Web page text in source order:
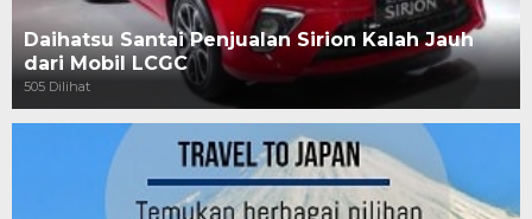
Daihatsu Santai Penjualan Sirion Kalah Jauh
dari Mobil LCGC
505 Dilihat